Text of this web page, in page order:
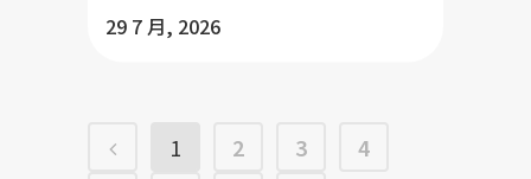
29 7 月, 2026
1 2 3
4